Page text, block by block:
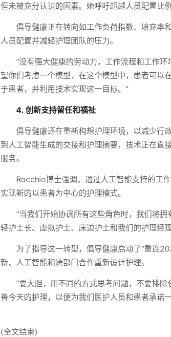
但未被充分认识的因素。她呼吁超越人员配置比
倡导健康正在转向如工作负荷指数、填充率
人员配置并减轻护理团队的压力。
“没有强大健康的劳动力，工作流程和工作
望你们考虑一个模型，在这个模型中，患者可以
于患者，并利用技术实现这一目标。”
4. 创新支持留任和福祉
倡导健康还在重新构想护理环境，以减少行
到人工智能生成的交接和护理摘要，技术正在直
服务。
Rocchio博士强调，通过人工智能支持的工
实现新的以患者为中心的护理模式。
“当我们开始协调所有这些角色时，我们将
轻护士长、虚拟护士、床边护士和我们的护理经
为了指导这一转型，倡导健康启动了“重连
新、人工智能和跨部门合作重新设计护理。
“要大胆，用不同的方式思考问题，不要排
善今天的护理，以便为我们医护人员和患者承诺
(全文结束)